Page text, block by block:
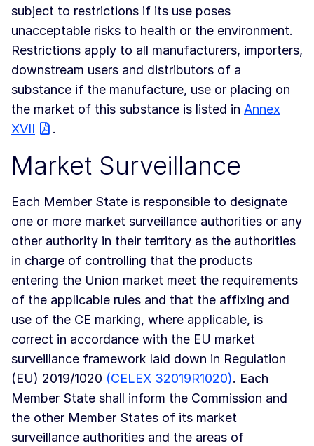
subject to restrictions if its use poses
unacceptable risks to health or the environment.
Restrictions apply to all manufacturers, importers,
downstream users and distributors of a
substance if the manufacture, use or placing on
the market of this substance is listed in Annex
XVII
.
Market Surveillance
Each Member State is responsible to designate
one or more market surveillance authorities or any
other authority in their territory as the authorities
in charge of controlling that the products
entering the Union market meet the requirements
of the applicable rules and that the affixing and
use of the CE marking, where applicable, is
correct in accordance with the EU market
surveillance framework laid down in Regulation
(EU) 2019/1020 (CELEX 32019R1020). Each
Member State shall inform the Commission and
the other Member States of its market
surveillance authorities and the areas of